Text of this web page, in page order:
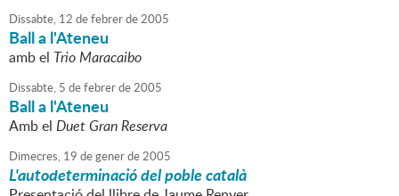
Dissabte, 12 defebrerde2005
Ball a l'Ateneu
amb el Trio Maracaibo
Dissabte, 5 defebrerde2005
Ball a l'Ateneu
Amb el Duet Gran Reserva
Dimecres, 19 degenerde2005
L'autodeterminació del poble català